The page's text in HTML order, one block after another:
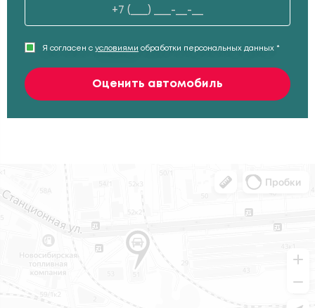
Я согласен с условиями обработки персональных данных *
Оценить автомобиль